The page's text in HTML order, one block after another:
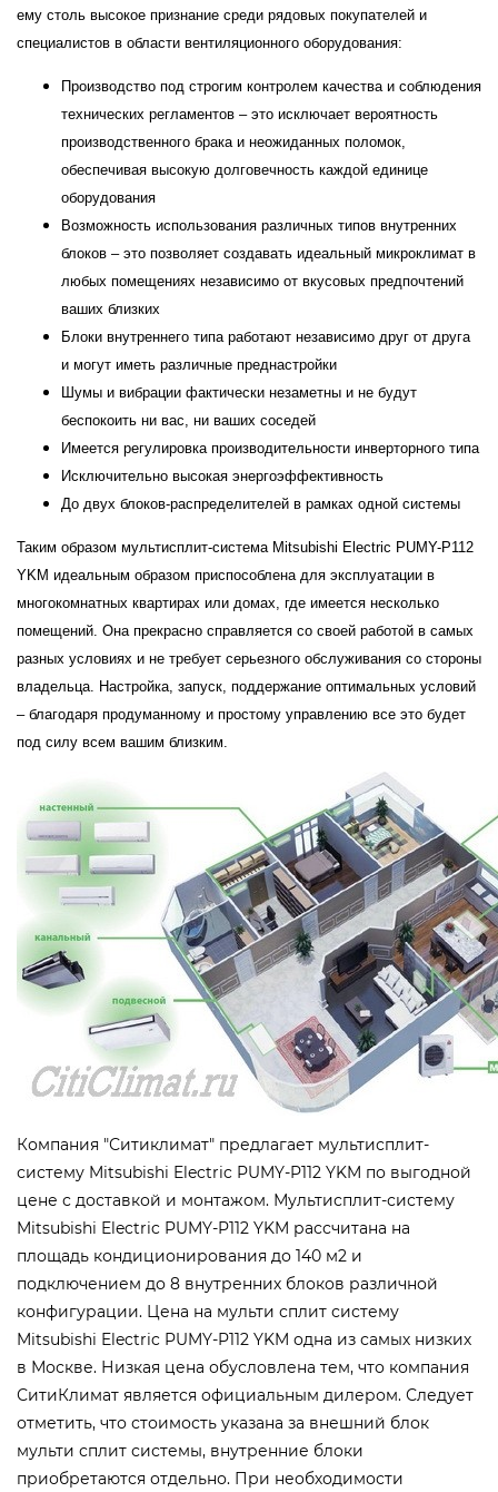
ему столь высокое признание среди рядовых покупателей и
специалистов в области вентиляционного оборудования:
Производство под строгим контролем качества и соблюдения
технических регламентов – это исключает вероятность
производственного брака и неожиданных поломок,
обеспечивая высокую долговечность каждой единице
оборудования
Возможность использования различных типов внутренних
блоков – это позволяет создавать идеальный микроклимат в
любых помещениях независимо от вкусовых предпочтений
ваших близких
Блоки внутреннего типа работают независимо друг от друга
и могут иметь различные преднастройки
Шумы и вибрации фактически незаметны и не будут
беспокоить ни вас, ни ваших соседей
Имеется регулировка производительности инверторного типа
Исключительно высокая энергоэффективность
До двух блоков-распределителей в рамках одной системы
Таким образом мультисплит-система Mitsubishi Electric PUMY-P112
YKM идеальным образом приспособлена для эксплуатации в
многокомнатных квартирах или домах, где имеется несколько
помещений. Она прекрасно справляется со своей работой в самых
разных условиях и не требует серьезного обслуживания со стороны
владельца. Настройка, запуск, поддержание оптимальных условий
– благодаря продуманному и простому управлению все это будет
под силу всем вашим близким.
Компания "Ситиклимат" предлагает мультисплит-
систему Mitsubishi Electric PUMY-P112 YKM по выгодной
цене с доставкой и монтажом. Мультисплит-систему
Mitsubishi Electric PUMY-P112 YKM рассчитана на
площадь кондиционирования до 140 м2 и
подключением до 8 внутренних блоков различной
конфигурации. Цена на мульти сплит систему
Mitsubishi Electric PUMY-P112 YKM одна из самых низких
в Москве. Низкая цена обусловлена тем, что компания
СитиКлимат является официальным дилером. Следует
отметить, что стоимость указана за внешний блок
мульти сплит системы, внутренние блоки
приобретаются отдельно. При необходимости